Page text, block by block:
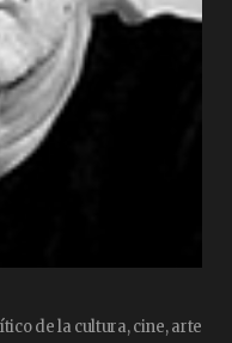
de la cultura, cine, arte